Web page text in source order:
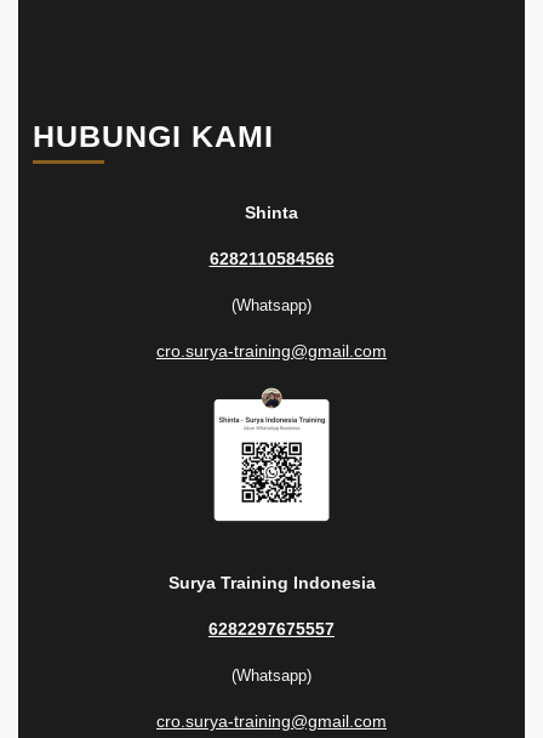
HUBUNGI KAMI
Shinta
6282110584566
(Whatsapp)
cro.surya-training@gmail.com
Surya Training Indonesia
6282297675557
(Whatsapp)
cro.surya-training@gmail.com